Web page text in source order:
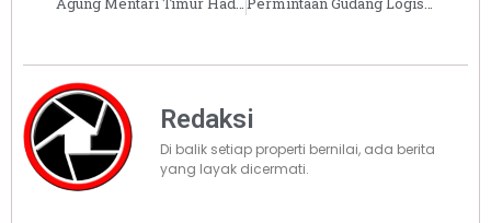
Redaksi
Di balik setiap properti bernilai, ada berita
yang layak dicermati.